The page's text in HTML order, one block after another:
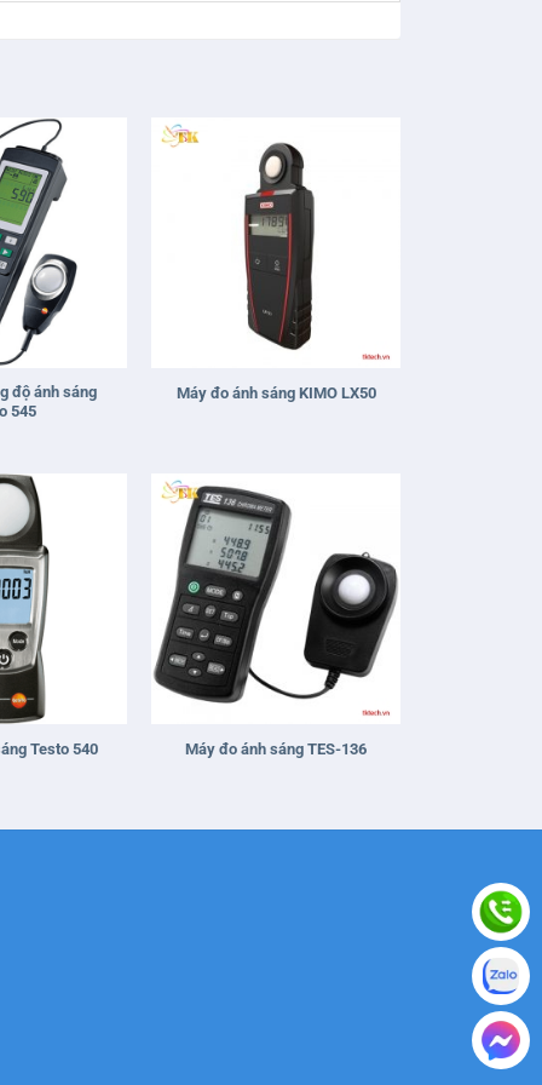
độ ánh sáng
545
Máy đo ánh sáng KIMO LX50
Testo 540
+
Máy đo ánh sáng TES-136